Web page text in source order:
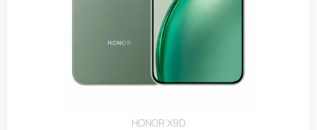
HONOR X9D